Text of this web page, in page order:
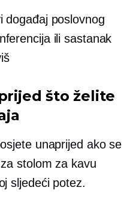
događaj poslovnog
ili sastanak
što želite
unaprijed ako se
stolom za kavu
sljedeći potez.